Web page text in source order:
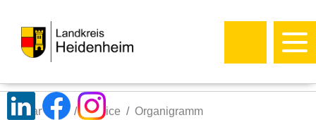
Startseite Service
Organigramm